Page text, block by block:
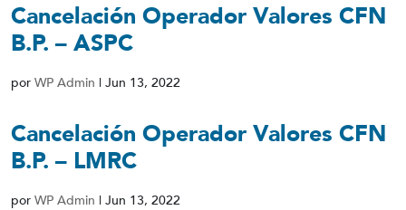
Cancelación Operador Valores CFN
B.P. – ASPC
por WP Admin | Jun 13, 2022
Cancelación Operador Valores CFN
B.P. – LMRC
por WP Admin | Jun 13, 2022